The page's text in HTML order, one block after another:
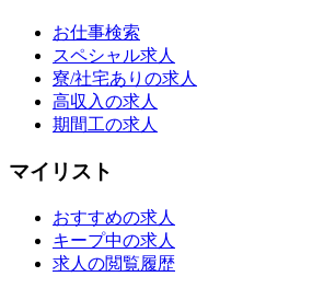
お仕事検索
スペシャル求人
寮/社宅ありの求人
高収入の求人
期間工の求人
マイリスト
おすすめの求人
キープ中の求人
求人の閲覧履歴